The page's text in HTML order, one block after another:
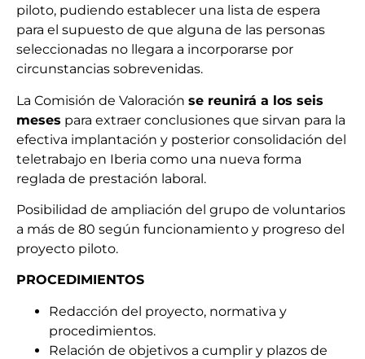
piloto, pudiendo establecer una lista de espera
para el supuesto de que alguna de las personas
seleccionadas no llegara a incorporarse por
circunstancias sobrevenidas.
La Comisión de Valoración se reunirá a los seis
meses para extraer conclusiones que sirvan para la
efectiva implantación y posterior consolidación del
teletrabajo en Iberia como una nueva forma
reglada de prestación laboral.
Posibilidad de ampliación del grupo de voluntarios
a más de 80 según funcionamiento y progreso del
proyecto piloto.
PROCEDIMIENTOS
Redacción del proyecto, normativa y
procedimientos.
Relación de objetivos a cumplir y plazos de